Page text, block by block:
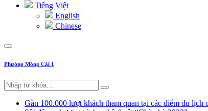
Tiếng Việt
English
Chinese
Phường Móng Cái 1
Gần 100.000 lượt khách tham quan tại các điểm du lịch